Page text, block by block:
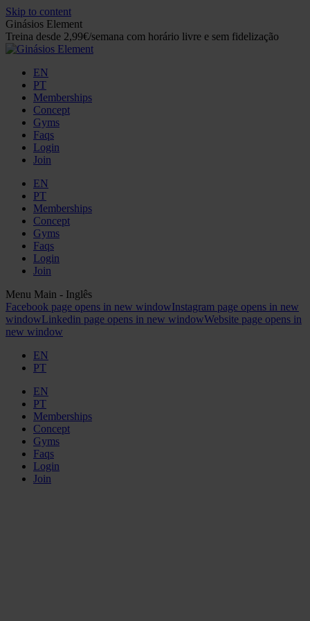
Skip to content
Ginásios Element
Treina desde 2,99€/semana com horário livre e sem fidelização
EN
PT
Memberships
Concept
Gyms
Faqs
Login
Join
EN
PT
Memberships
Concept
Gyms
Faqs
Login
Join
Menu Main - Inglês
Facebook page opens in new windowInstagram page opens in new
windowLinkedin page opens in new windowWebsite page opens in
new window
EN
PT
EN
PT
Memberships
Concept
Gyms
Faqs
Login
Join